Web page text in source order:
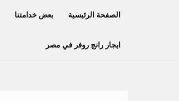
الصفحة الرئيسية بعض خدامتنا
ايجار رانج روفر في مصر